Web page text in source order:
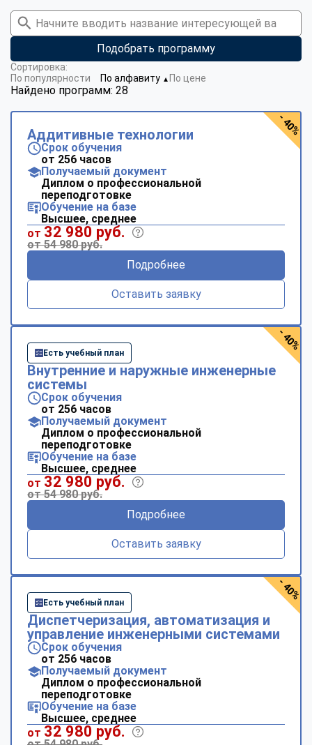
Подобрать программу
Найдено программ: 28
Сортировка:
По популярности
По алфавиту ▼ По цене
Аддитивные технологии
Срок обучения
от 256 часов
Получаемый документ
Диплом о профессиональной
переподготовке
Обучение на базе
Высшее, среднее
от 32 980 руб.
от 54 980 руб.
Подробнее
Оставить заявку
- 40%
Есть учебный план
Внутренние и наружные инженерные
системы
Срок обучения
от 256 часов
Получаемый документ
Диплом о профессиональной
переподготовке
Обучение на базе
Высшее, среднее
от 32 980 руб.
от 54 980 руб.
Подробнее
Оставить заявку
- 40%
Есть учебный план
Диспетчеризация, автоматизация и
управление инженерными системами
Срок обучения
от 256 часов
Получаемый документ
Диплом о профессиональной
переподготовке
Обучение на базе
Высшее, среднее
от 32 980 руб.
- 40%